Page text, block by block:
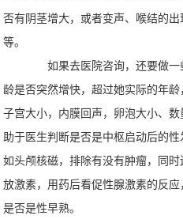
否有阴茎增大，或者变声、喉结的
等。
如果去医院咨询，还要做一
龄是否突然增快，超过她实际的年
子宫大小，内膜回声，卵泡大小、
助于医生判断是否是中枢启动后的
如头颅核磁，排除有没有肿瘤，同
放激素，用药后看促性腺激素的反
是否是性早熟。